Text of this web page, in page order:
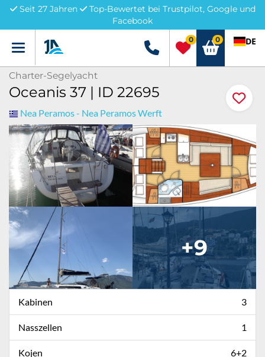
Seit 27 Jahren
Top-Bewertet bei Trustpilot, Google und
Facebook
Menü +49 5741 3222690
0 0 DE
Charter-Segelyacht
Oceanis 37 | ID 22695
Nea Peramos - Nea Peramos Werft
+9
Kabinen 3
Nasszellen 1
Kojen 6+2